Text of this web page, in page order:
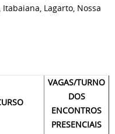
Lagarto, Nossa
VAGAS/TURNO
DOS
ENCONTROS
PRESENCIAIS